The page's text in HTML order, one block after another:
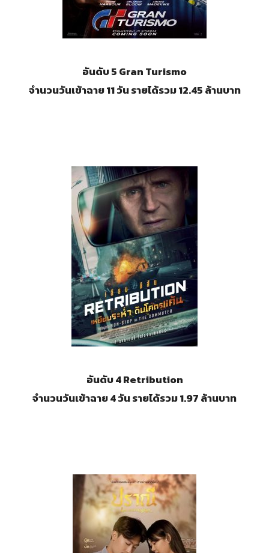
อันดับ 5Gran Turismo
จำนวนวันเข้าฉาย 11 วัน รายได้รวม 12.45 ล้านบาท
อันดับ 4Retribution
จำนวนวันเข้าฉาย 4 วัน รายได้รวม 1.97 ล้านบาท